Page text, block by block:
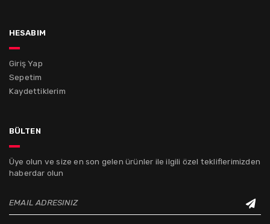
hesabım
Giriş Yap
Sepetim
Kaydettiklerim
bülten
Üye olun ve size en son gelen ürünler ile ilgili özel tekliflerimizden
haberdar olun
EMAIL ADRESINIZ